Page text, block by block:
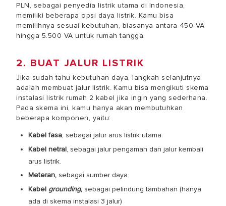
PLN, sebagai penyedia listrik utama di Indonesia,
memiliki beberapa opsi daya listrik. Kamu bisa
memilihnya sesuai kebutuhan, biasanya antara 450 VA
hingga 5.500 VA untuk rumah tangga.
2. BUAT JALUR LISTRIK
Jika sudah tahu kebutuhan daya, langkah selanjutnya
adalah membuat jalur listrik. Kamu bisa mengikuti skema
instalasi listrik rumah 2 kabel jika ingin yang sederhana.
Pada skema ini, kamu hanya akan membutuhkan
beberapa komponen, yaitu:
Kabel fasa, sebagai jalur arus listrik utama.
Kabel netral, sebagai jalur pengaman dan jalur kembali
arus listrik.
Meteran, sebagai sumber daya.
Kabel grounding, sebagai pelindung tambahan (hanya
ada di skema instalasi 3 jalur)